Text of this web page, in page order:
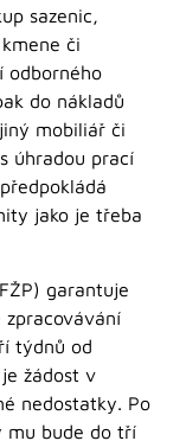
sazenic,
či
odborného
do nákladů
mobiliář či
úhradou prací
jako je třeba
garantuje
týdnů od
žádost v
nedostatky. Po
mu bude do tří